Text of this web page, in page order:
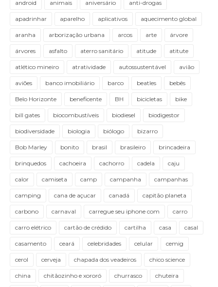
android animais aniversário anti-drogas
apadrinhar aparelho aplicativos aquecimento global
aranha arborização urbana arcos arte árvore
árvores asfalto aterro sanitário atitude atitute
atlético mineiro atratividade autossustentável avião
aviões banco imobiliário barco beatles bebês
Belo Horizonte beneficente BH bicicletas bike
bill gates biocombustíveis biodiesel biodigestor
biodiversidade biologia biólogo bizarro
Bob Marley bonito brasil brasileiro brincadeira
brinquedos cachoeira cachorro cadela caju
calor camiseta camp campanha campanhas
camping cana de açucar canadá capitão planeta
carbono carnaval carregue seu iphone com carro
carro elétrico cartão de crédido cartilha casa casal
casamento ceará celebridades celular cemig
cerol cerveja chapada dos veadeiros chico science
china chitãozinho e xororó churrasco chuteira